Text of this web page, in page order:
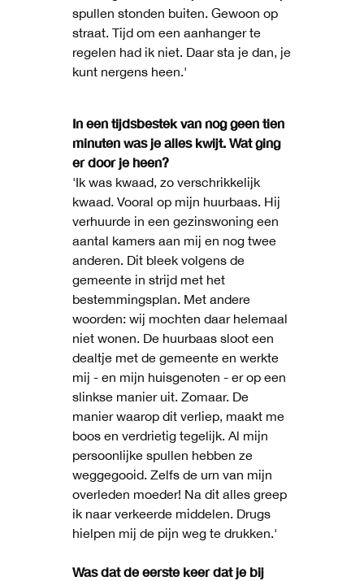
spullen stonden buiten. Gewoon op
straat. Tijd om een aanhanger te
regelen had ik niet. Daar sta je dan, je
kunt nergens heen.'
In een tijdsbestek van nog geen tien
minuten was je alles kwijt. Wat ging
er door je heen?
'Ik was kwaad, zo verschrikkelijk
kwaad. Vooral op mijn huurbaas. Hij
verhuurde in een gezinswoning een
aantal kamers aan mij en nog twee
anderen. Dit bleek volgens de
gemeente in strijd met het
bestemmingsplan. Met andere
woorden: wij mochten daar helemaal
niet wonen. De huurbaas sloot een
dealtje met de gemeente en werkte
mij - en mijn huisgenoten - er op een
slinkse manier uit. Zomaar. De
manier waarop dit verliep, maakt me
boos en verdrietig tegelijk. Al mijn
persoonlijke spullen hebben ze
weggegooid. Zelfs de urn van mijn
overleden moeder! Na dit alles greep
ik naar verkeerde middelen. Drugs
hielpen mij de pijn weg te drukken.'
Was dat de eerste keer dat je bij